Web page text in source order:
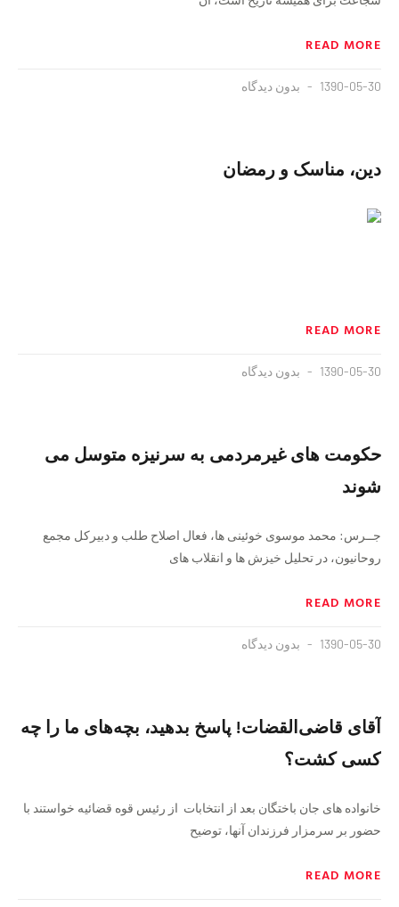
READ MORE
1390-05-30 بدون دیدگاه
دین، مناسک و رمضان
READ MORE
1390-05-30 بدون دیدگاه
حکومت های غیرمردمی به سرنیزه متوسل می
شوند
جــرس: محمد موسوی خوئینی ها، فعال اصلاح طلب و دبیرکل مجمع
روحانیون، در تحلیل خیزش ها و انقلاب های
READ MORE
1390-05-30 بدون دیدگاه
آقای قاضی‌القضات! پاسخ بدهید، بچه‌های ما را چه
کسی کشت؟
خانواده های جان باختگان بعد از انتخابات از رئیس قوه قضائیه خواستند با
حضور بر سرمزار فرزندان آنها، توضیح
READ MORE